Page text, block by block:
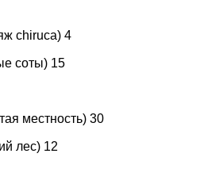
chiruca) 4
соты) 15
местность) 30
лес) 12